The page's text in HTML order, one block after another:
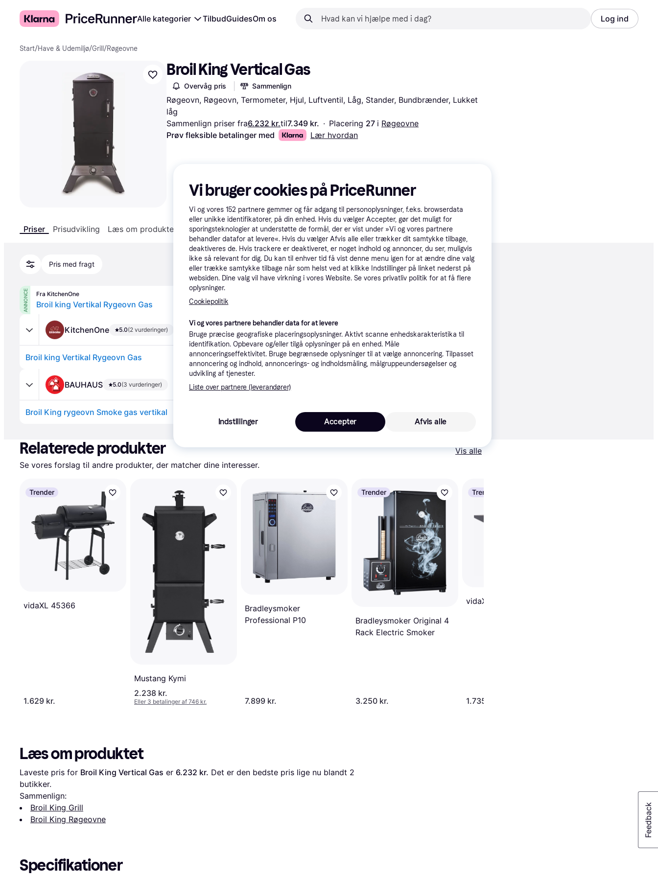
Alle kategorier TilbudGuidesOm os Log ind
Start/Have & Udemiljø/Grill /Røgeovne
Broil King Vertical Gas
Overvåg pris Sammenlign
Røgeovn, Røgeovn, Termometer, Hjul, Luftventil, Låg, Stander, Bundbrænder, Lukket
låg
Sammenlign priser fra6.232 kr.til7.349 kr. · Placering 27 i Røgeovne
Prøv fleksible betalinger med
Lær hvordan
Priser Prisudvikling Læs om produktet Specifikationer
Pris med fragt Promoveret
ANNONCE Fra KitchenOne
Broil king Vertikal Rygeovn Gas
KitchenOne 5.0(2 vurderinger)
Broil king Vertikal Rygeovn Gas Laveste pris·Fri fragt6.232 kr.
BAUHAUS 5.0(3 vurderinger)
Broil King rygeovn Smoke gas vertikal Bestillingsvare
Relaterede produkter
Vis alle
Se vores forslag til andre produkter, der matcher dine interesser.
Trender
vidaXL 45366
1.629 kr.
Mustang Kymi
2.238 kr.
Eller 3 betalinger af 746 kr.
Bradleysmoker
Professional P10
7.899 kr.
Trender
Bradleysmoker Original 4
Rack Electric Smoker
3.250 kr.
Trender
vidaXL 43048
1.735 kr.
Læs om produktet
Laveste pris for Broil King Vertical Gas er 6.232 kr. Det er den bedste pris lige nu blandt 2
butikker.
Sammenlign:
Broil King Grill
Broil King Røgeovne
Specifikationer
Vi bruger cookies på PriceRunner
Vi og vores 152 partnere gemmer og får adgang til personoplysninger, f.eks. browserdata
eller unikke identifikatorer, på din enhed. Hvis du vælger Accepter, gør det muligt for
sporingsteknologier at understøtte de formål, der er vist under »Vi og vores partnere
behandler datafor at levere«. Hvis du vælger Afvis alle eller trækker dit samtykke tilbage,
deaktiveres de. Hvis trackere er deaktiveret, er noget indhold og annoncer, du ser, muligvis
ikke så relevant for dig. Du kan til enhver tid få vist denne menu igen for at ændre dine valg
eller trække samtykke tilbage når som helst ved at klikke Indstillinger på linket nederst på
websiden. Dine valg vil have virkning i vores Website. Se vores privatliv politik for at få flere
oplysninger.
Cookiepolitik
Vi og vores partnere behandler data for at levere
Bruge præcise geografiske placeringsoplysninger. Aktivt scanne enhedskarakteristika til
identifikation. Opbevare og/eller tilgå oplysninger på en enhed. Måle
annonceringseffektivitet. Bruge begrænsede oplysninger til at vælge annoncering. Tilpasset
annoncering og indhold, annoncerings- og indholdsmåling, målgruppeundersøgelser og
udvikling af tjenester.
Liste over partnere (leverandører)
Indstillinger Afvis alle
Accepter